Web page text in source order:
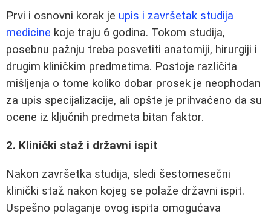
Prvi i osnovni korak je upis i završetak studija
medicine koje traju 6 godina. Tokom studija,
posebnu pažnju treba posvetiti anatomiji, hirurgiji i
drugim kliničkim predmetima. Postoje različita
mišljenja o tome koliko dobar prosek je neophodan
za upis specijalizacije, ali opšte je prihvaćeno da su
ocene iz ključnih predmeta bitan faktor.
2. Klinički staž i državni ispit
Nakon završetka studija, sledi šestomesečni
klinički staž nakon kojeg se polaže državni ispit.
Uspešno polaganje ovog ispita omogućava